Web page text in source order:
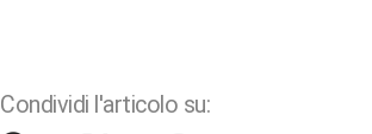
Condividi l'articolo su: